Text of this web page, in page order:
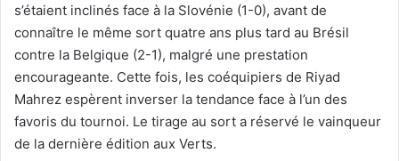
s’étaient inclinés face à la Slovénie (1-0), avant de
connaître le même sort quatre ans plus tard au Brésil
contre la Belgique (2-1), malgré une prestation
encourageante. Cette fois, les coéquipiers de Riyad
Mahrez espèrent inverser la tendance face à l’un des
favoris du tournoi. Le tirage au sort a réservé le vainqueur
de la dernière édition aux Verts.